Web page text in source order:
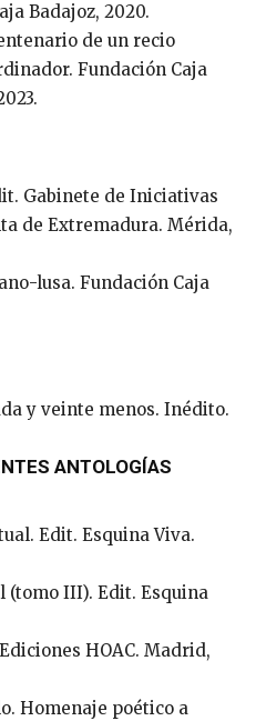
Badajoz, 2020.
de un recio
Fundación Caja
Gabinete de Iniciativas
de Extremadura. Mérida,
lusa. Fundación Caja
y veinte menos. Inédito.
ANTOLOGÍAS
Edit. Esquina Viva.
(tomo III). Edit. Esquina
HOAC. Madrid,
Homenaje poético a